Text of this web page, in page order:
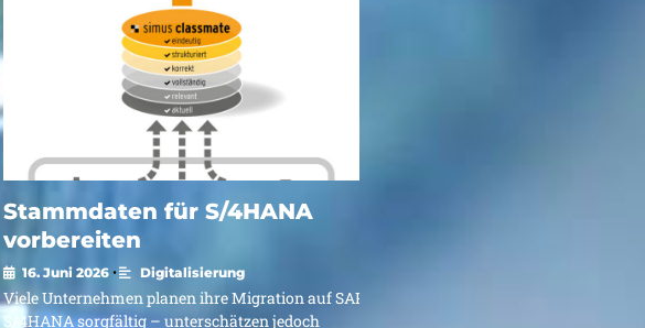
S/4HANA
vorbereiten
Stammdaten für S/4HANA
vorbereiten
16. Juni 2026 • Digitalisierung
Viele Unternehmen planen ihre Migration auf SAP
S/4HANA sorgfältig – unterschätzen jedoch